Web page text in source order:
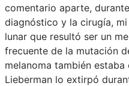
comentario aparte,
diagnóstico y la cirugía,
lunar que resultó ser un
frecuente de la mutación
melanoma también estaba
Lieberman lo extirpó